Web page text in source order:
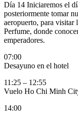
Día 14 Iniciaremos el
posteriormente tomar
aeropuerto, para
Perfume, donde
emperadores.
07:00
Desayuno en el hotel
11:25 – 12:55
Vuelo Ho Chi Minh
14:00